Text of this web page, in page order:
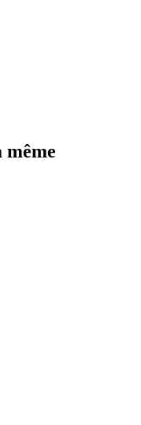
même